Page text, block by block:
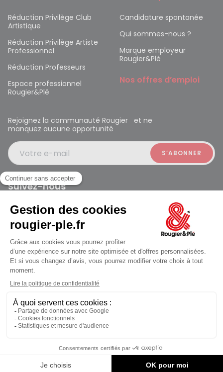
jusqu'au Vendredi à 09:30
Réduction Privilège Club
Artistique
Réduction Privilège Artiste
Professionnel
Réduction Professeurs
Espace professionnel
Rougier&Plé
Candidature spontanée
Qui sommes-nous ?
Marque employeur
Rougier&Plé
Nos offres d’emploi
Rejoignez la communauté Rougier et ne
manquez aucune opportunité
Votre e-mail
Suivez-nous
Rougier et Plé 2024 Copyright
Mentions légales
Conditions générales des ventes
Données personnelles
Paiement sécurisé